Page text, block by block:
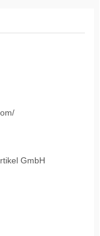
GmbH